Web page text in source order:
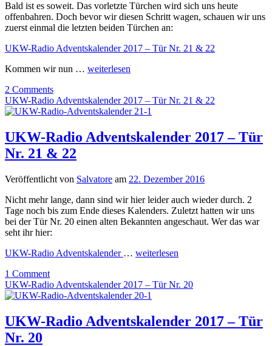
Bald ist es soweit. Das vorletzte Türchen wird sich uns heute
offenbahren. Doch bevor wir diesen Schritt wagen, schauen wir uns
zuerst einmal die letzten beiden Türchen an:
UKW-Radio Adventskalender 2017 – Tür Nr. 21 & 22
Kommen wir nun … weiterlesen
2 Comments
UKW-Radio Adventskalender 2017 – Tür Nr. 21 & 22
UKW-Radio Adventskalender 2017 – Tür
Nr. 21 & 22
Veröffentlicht von Salvatore am 22. Dezember 2016
Nicht mehr lange, dann sind wir hier leider auch wieder durch. 2
Tage noch bis zum Ende dieses Kalenders. Zuletzt hatten wir uns
bei der Tür Nr. 20 einen alten Bekannten angeschaut. Wer das war
seht ihr hier:
UKW-Radio Adventskalender … weiterlesen
1 Comment
UKW-Radio Adventskalender 2017 – Tür Nr. 20
UKW-Radio Adventskalender 2017 – Tür
Nr. 20